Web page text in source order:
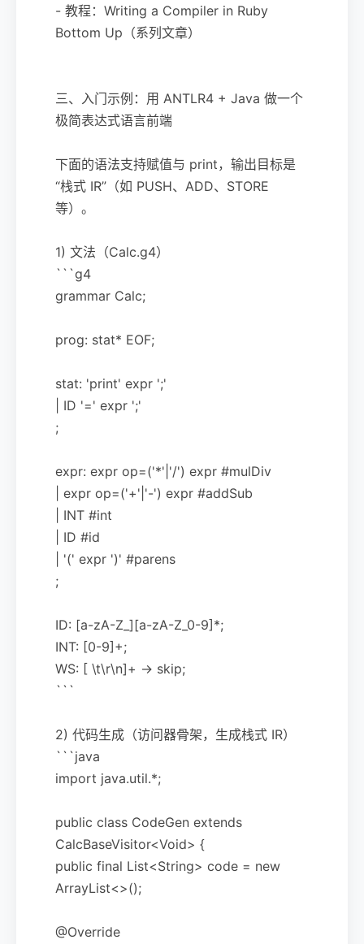
- 教程：Writing a Compiler in Ruby
Bottom Up（系列文章）
三、入门示例：用 ANTLR4 + Java 做一个
极简表达式语言前端
下面的语法支持赋值与 print，输出目标是
“栈式 IR”（如 PUSH、ADD、STORE
等）。
1) 文法（Calc.g4）
```g4
grammar Calc;
prog: stat* EOF;
stat: 'print' expr ';'
| ID '=' expr ';'
;
expr: expr op=('*'|'/') expr #mulDiv
| expr op=('+'|'-') expr #addSub
| INT #int
| ID #id
| '(' expr ')' #parens
;
ID: [a-zA-Z_][a-zA-Z_0-9]*;
INT: [0-9]+;
WS: [ \t\r\n]+ -> skip;
```
2) 代码生成（访问器骨架，生成栈式 IR）
```java
import java.util.*;
public class CodeGen extends
CalcBaseVisitor<Void> {
public final List<String> code = new
ArrayList<>();
@Override